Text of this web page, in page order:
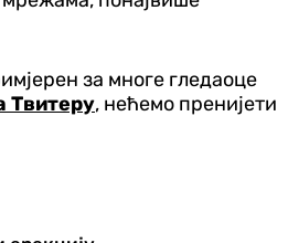
за многе гледаоце
Твитеру, нећемо пренијети